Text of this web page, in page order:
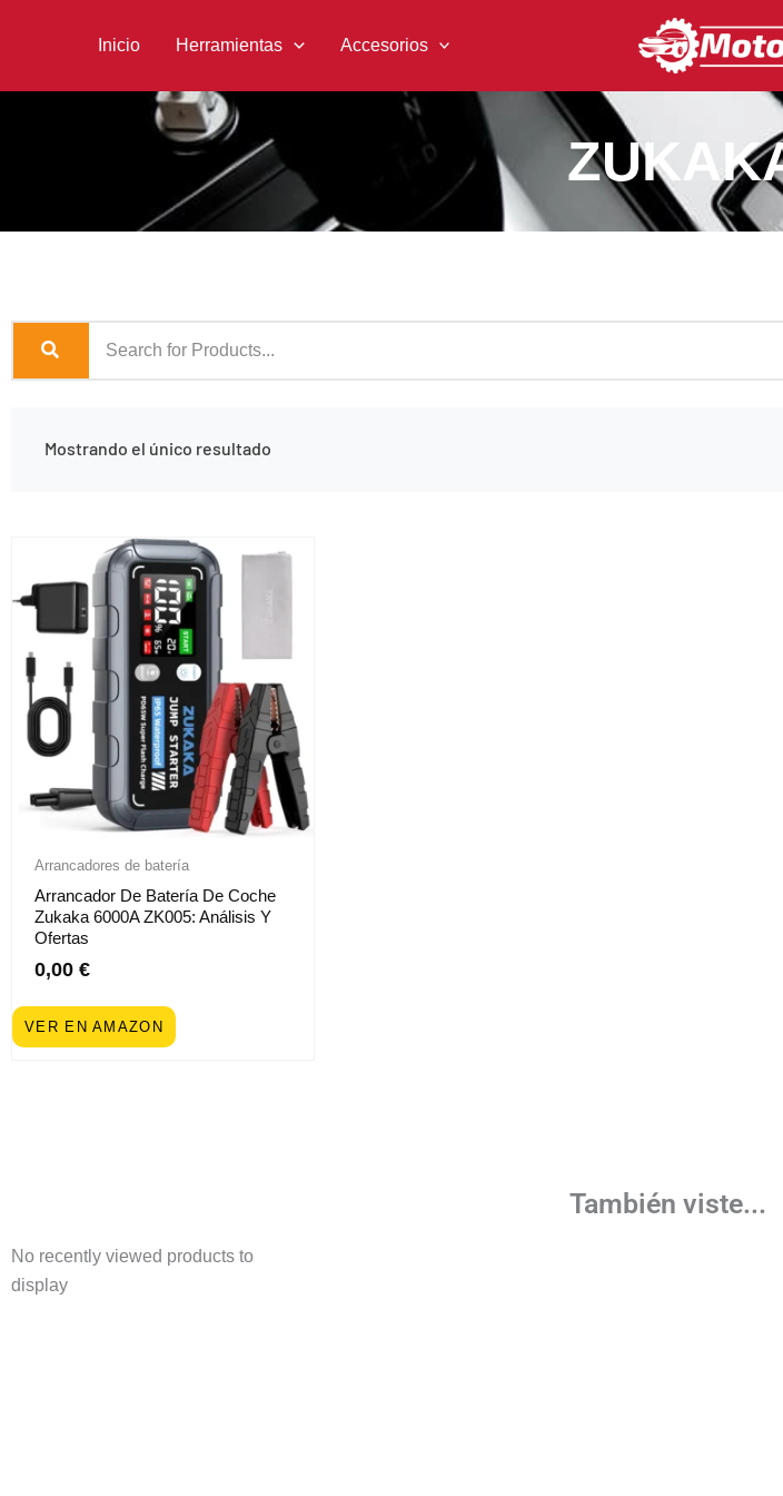
Inicio Herramientas Accesorios
Mostrando el único resultado
Arrancadores de batería
Arrancador De Batería De Coche
Zukaka 6000A ZK005: Análisis Y
Ofertas
0,00 €
VER EN AMAZON
También viste...
No recently viewed products to
display